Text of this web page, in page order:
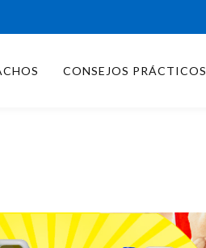
CONSEJOS PRÁCTICOS